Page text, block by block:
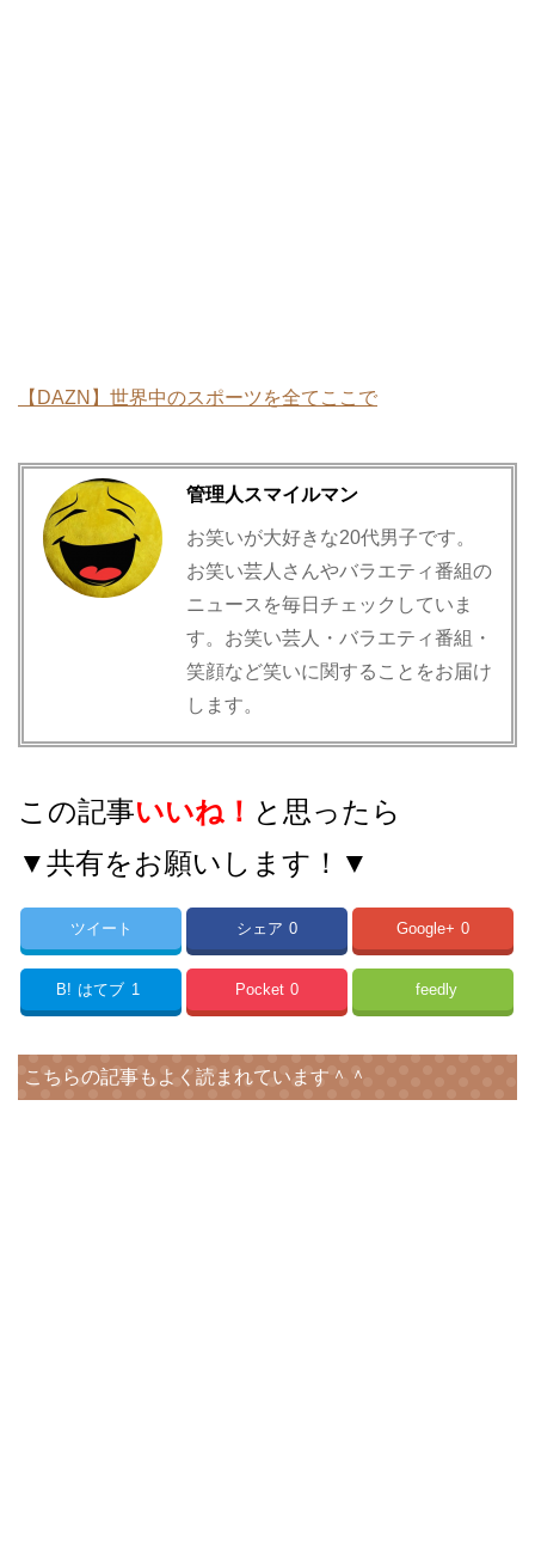
【DAZN】世界中のスポーツを全てここで
管理人スマイルマン
お笑いが大好きな20代男子です。
お笑い芸人さんやバラエティ番組の
ニュースを毎日チェックしていま
す。お笑い芸人・バラエティ番組・
笑顔など笑いに関することをお届け
します。
この記事いいね！ と思ったら
▼共有をお願いします！▼
ツイート シェア 0 Google+ 0
B! はてブ 1 Pocket 0 feedly
こちらの記事もよく読まれています＾＾